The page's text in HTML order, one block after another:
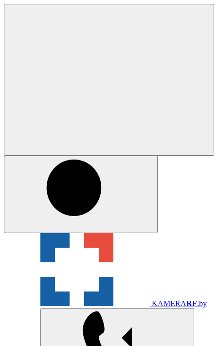
KAMERARF.by